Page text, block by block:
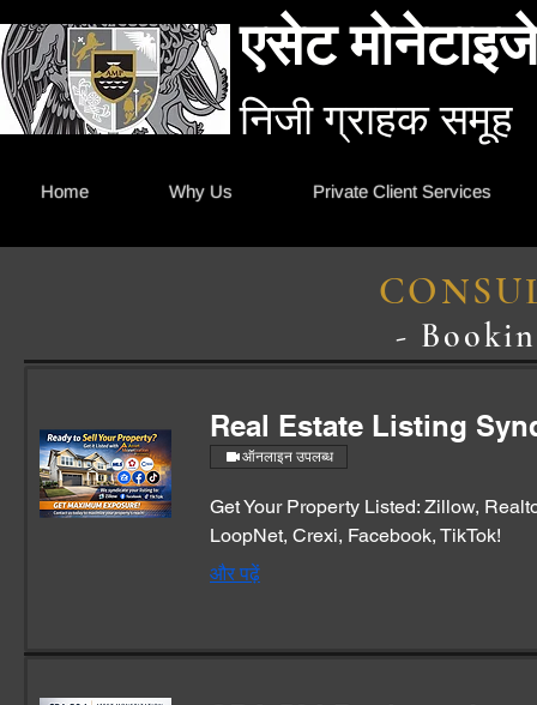
एसेट
निजी ग्राहक समूह
Home Why Us Private Client Services
Real Estate Listing
ऑनलाइन उपलब्ध
Get Your Property Listed: Zillow,
LoopNet, Crexi, Facebook, TikTok!
और पढ़ें
-